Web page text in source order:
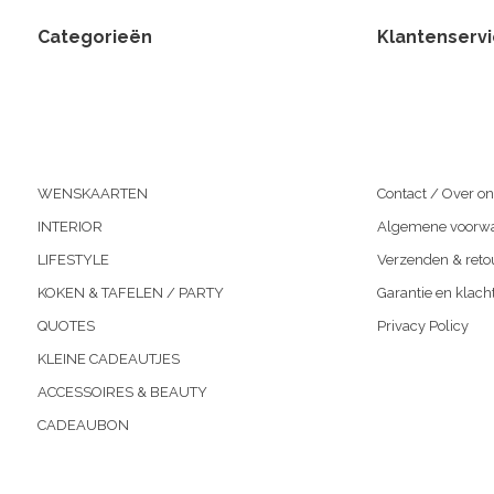
Categorieën
WENSKAARTEN
INTERIOR
LIFESTYLE
KOKEN & TAFELEN / PARTY
QUOTES
KLEINE CADEAUTJES
ACCESSOIRES & BEAUTY
CADEAUBON
Contact / Over
Algemene
Verzenden &
Garantie en
Privacy Policy